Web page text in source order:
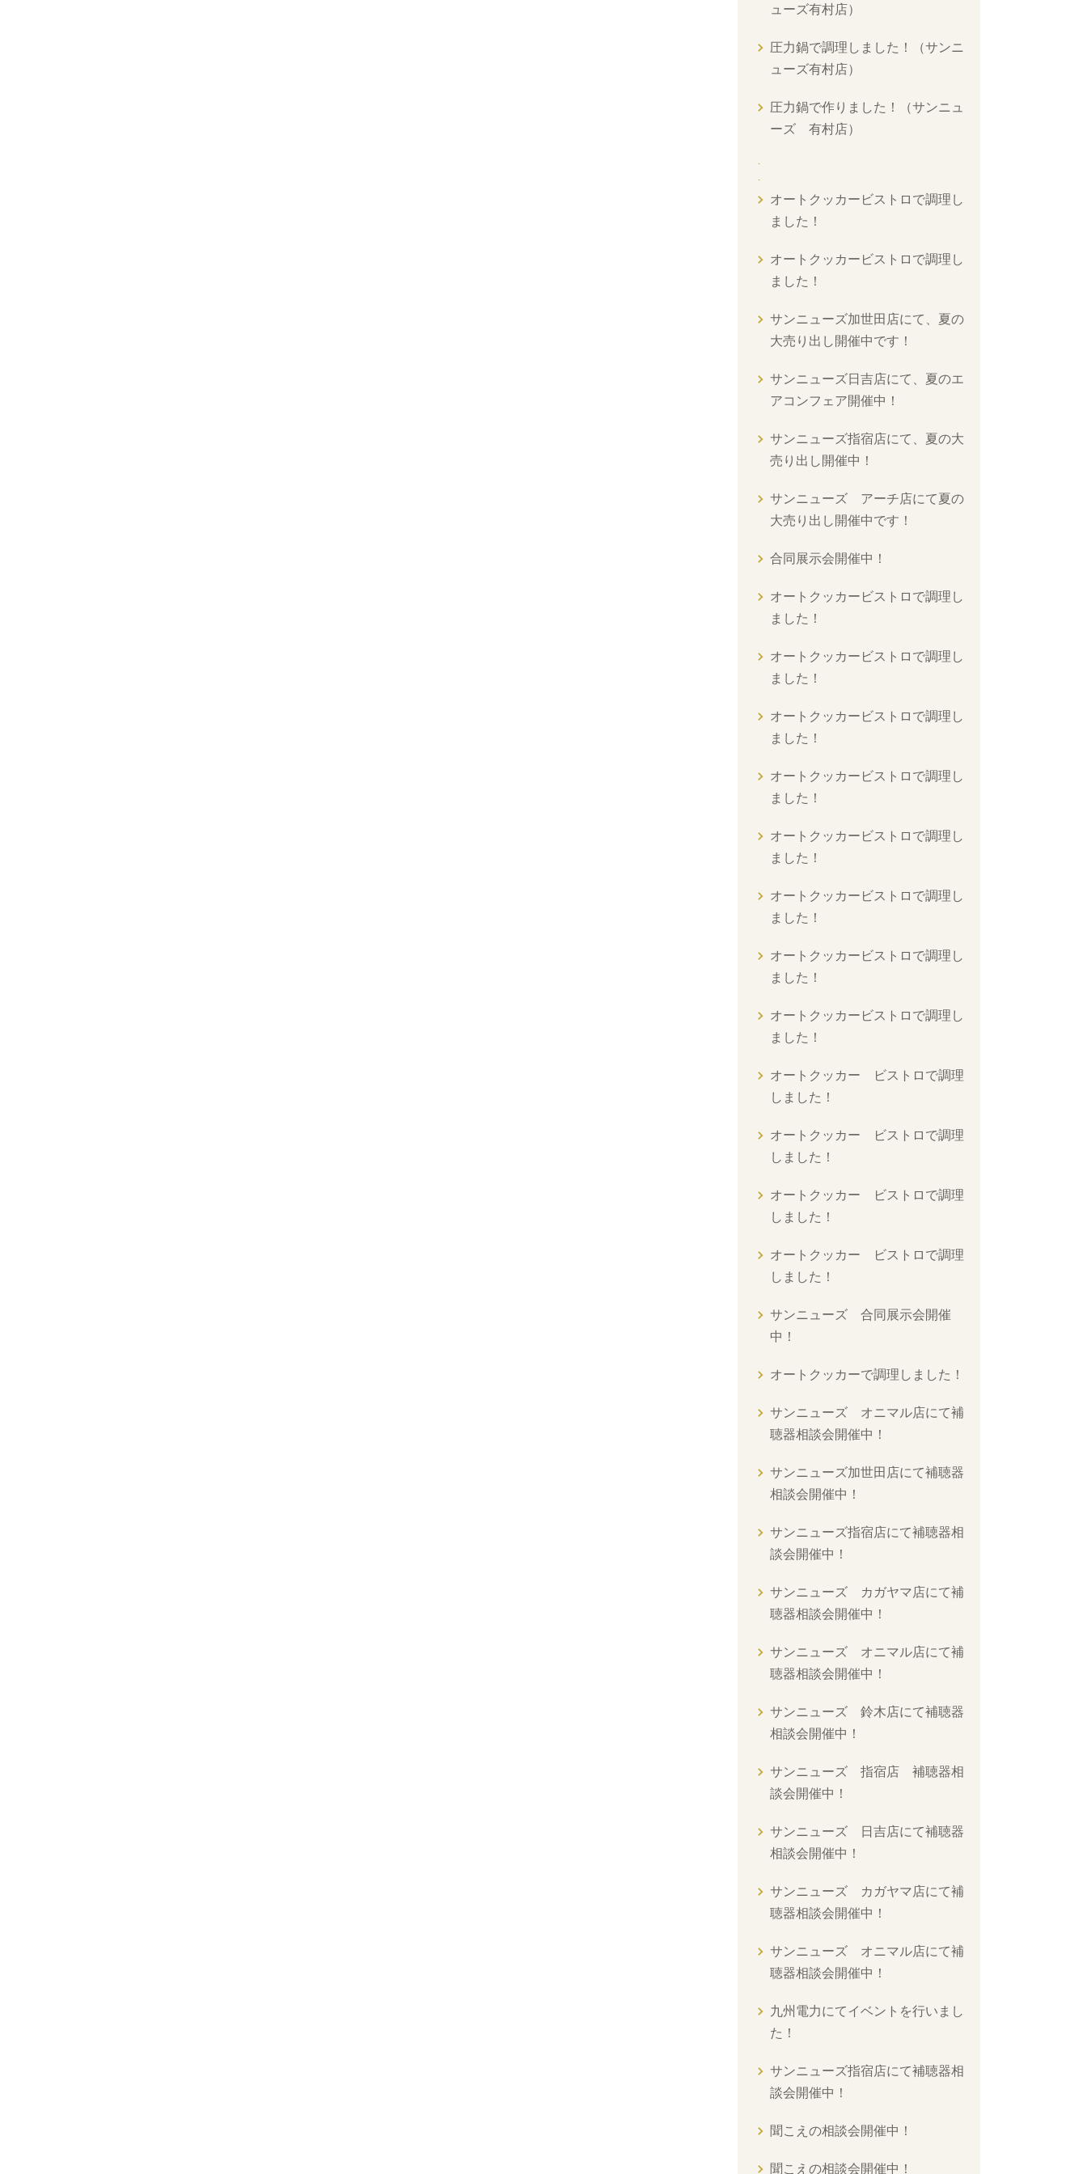
ューズ有村店）
圧力鍋で調理しました！（サンニ
ューズ有村店）
圧力鍋で作りました！（サンニュ
ーズ 有村店）
オートクッカービストロで調理し
ました！
オートクッカービストロで調理し
ました！
サンニューズ加世田店にて、夏の
大売り出し開催中です！
サンニューズ日吉店にて、夏のエ
アコンフェア開催中！
サンニューズ指宿店にて、夏の大
売り出し開催中！
サンニューズ アーチ店にて夏の
大売り出し開催中です！
合同展示会開催中！
オートクッカービストロで調理し
ました！
オートクッカービストロで調理し
ました！
オートクッカービストロで調理し
ました！
オートクッカービストロで調理し
ました！
オートクッカービストロで調理し
ました！
オートクッカービストロで調理し
ました！
オートクッカービストロで調理し
ました！
オートクッカービストロで調理し
ました！
オートクッカー ビストロで調理
しました！
オートクッカー ビストロで調理
しました！
オートクッカー ビストロで調理
しました！
オートクッカー ビストロで調理
しました！
サンニューズ 合同展示会開催
中！
オートクッカーで調理しました！
サンニューズ オニマル店にて補
聴器相談会開催中！
サンニューズ加世田店にて補聴器
相談会開催中！
サンニューズ指宿店にて補聴器相
談会開催中！
サンニューズ カガヤマ店にて補
聴器相談会開催中！
サンニューズ オニマル店にて補
聴器相談会開催中！
サンニューズ 鈴木店にて補聴器
相談会開催中！
サンニューズ 指宿店 補聴器相
談会開催中！
サンニューズ 日吉店にて補聴器
相談会開催中！
サンニューズ カガヤマ店にて補
聴器相談会開催中！
サンニューズ オニマル店にて補
聴器相談会開催中！
九州電力にてイベントを行いまし
た！
サンニューズ指宿店にて補聴器相
談会開催中！
聞こえの相談会開催中！
聞こえの相談会開催中！